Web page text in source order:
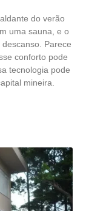
do verão
uma sauna, e o
Parece
conforto pode
tecnologia pode
mineira.